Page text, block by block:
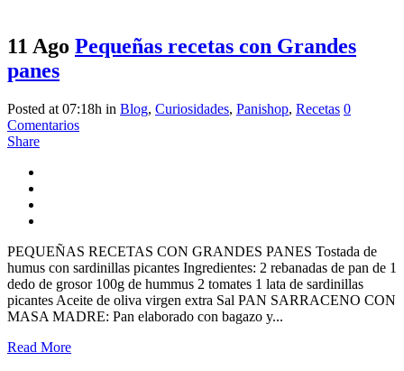
11 Ago Pequeñas recetas con Grandes
panes
Posted at 07:18h in Blog, Curiosidades, Panishop, Recetas 0
Comentarios
Share
PEQUEÑAS RECETAS CON GRANDES PANES Tostada de
humus con sardinillas picantes Ingredientes: 2 rebanadas de pan de 1
dedo de grosor 100g de hummus 2 tomates 1 lata de sardinillas
picantes Aceite de oliva virgen extra Sal PAN SARRACENO CON
MASA MADRE: Pan elaborado con bagazo y...
Read More